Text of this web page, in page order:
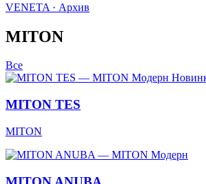
VENETA · Архив
MITON
Все
Модерн
MITON TES
MITON
Модерн